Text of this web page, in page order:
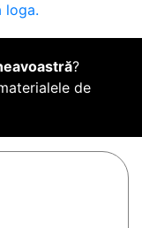
loga.
?
de